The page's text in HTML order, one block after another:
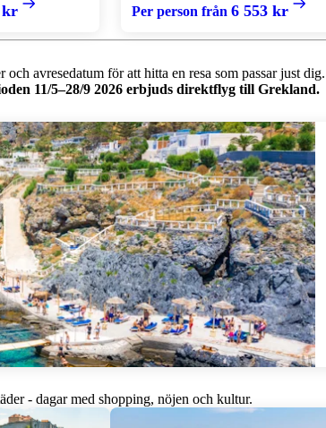
kr Per person från 6 553 kr
och avresedatum för att hitta en resa som passar just dig.
11/5–28/9 2026 erbjuds direktflyg till Grekland.
- dagar med shopping, nöjen och kultur.